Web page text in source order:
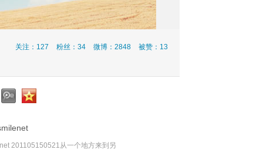
关注：127 粉丝：34 微博：2848 被赞：13
201105150521从一个地方来到另